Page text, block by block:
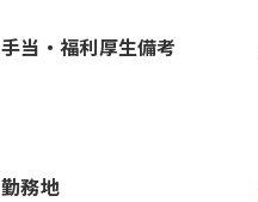
手当・福利厚生備考
勤務地